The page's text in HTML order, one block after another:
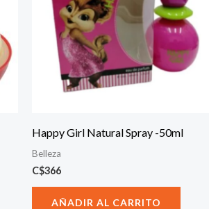
Happy Girl Natural Spray -50ml
Belleza
C$366
AÑADIR AL CARRITO